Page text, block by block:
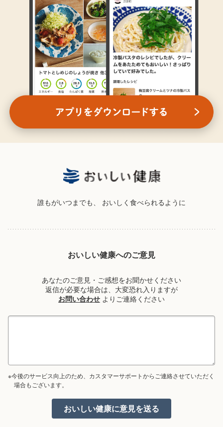
誰もがいつまでも、 おいしく食べられるように
おいしい健康へのご意見
あなたのご意見・ご感想をお聞かせください
返信が必要な場合は、大変恐れ入りますが
お問い合わせ よりご連絡ください
※今後のサービス向上のため、カスタマーサポートからご連絡させていただく
場合もございます。